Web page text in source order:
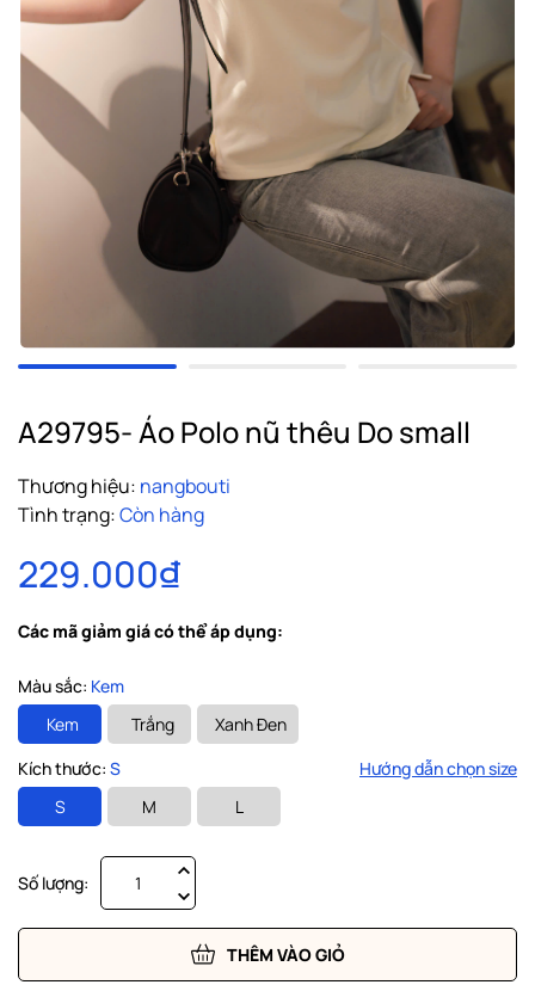
A29795- Áo Polo nũ thêu Do small
Thương hiệu: nangbouti
Tình trạng:Còn hàng
229.000₫
Các mã giảm giá có thể áp dụng:
Màu sắc: Kem
Kem
Trắng
Xanh Đen
Kích thước: S
Hướng dẫn chọn size
S
M L
Số lượng:
THÊM VÀO GIỎ